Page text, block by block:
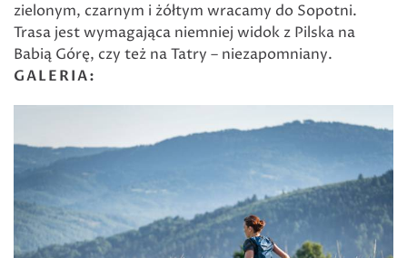
zielonym, czarnym i żółtym wracamy do Sopotni.
Trasa jest wymagająca niemniej widok z Pilska na
Babią Górę, czy też na Tatry – niezapomniany.
GALERIA: